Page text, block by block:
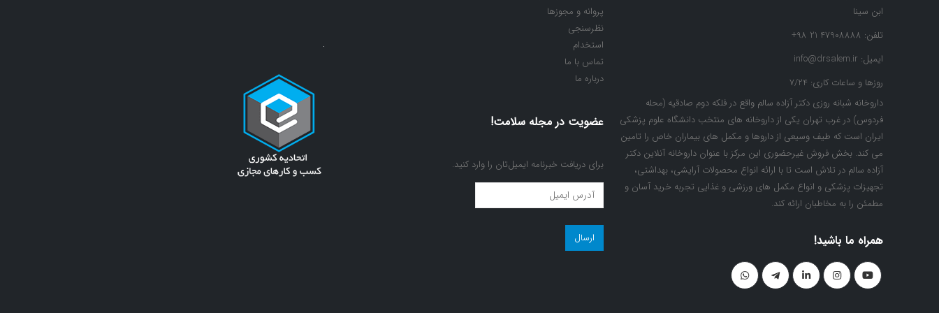
ابن سینا
تلفن: 47908888 21 98+
ایمیل: info@drsalem.ir
روزها و ساعات کاری: 7/24
داروخانه شبانه روزی دکتر آزاده سالم واقع در فلکه دوم صادقیه (محله
فردوس) در غرب تهران یکی از داروخانه های منتخب دانشگاه علوم پزشکی
ایران است که طیف وسیعی از داروها و مکمل های بیماران خاص را تامین
می کند. بخش فروش غیرحضوری این مرکز با عنوان داروخانه آنلاین دکتر
آزاده سالم در تلاش است تا با ارائه انواع محصولات آرایشی، بهداشتی،
تجهیزات پزشکی و انواع مکمل های ورزشی و غذایی تجربه خرید آسان و
مطمئن را به مخاطبان ارائه کند.
همراه ما باشید!
پروانه و مجوزها
نظرسنجی
استخدام
تماس با ما
درباره ما
عضویت در مجله سلامت!
برای دریافت خبرنامه ایمیل‌تان را وارد کنید.
عضویت
در
مجله
سلامت!